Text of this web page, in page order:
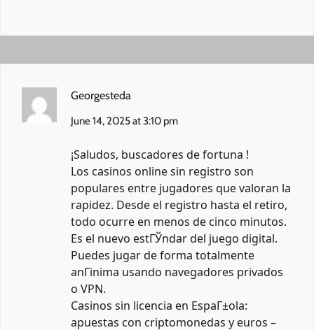
Georgesteda
June 14, 2025 at 3:10 pm
¡Saludos, buscadores de fortuna !
Los casinos online sin registro son
populares entre jugadores que valoran la
rapidez. Desde el registro hasta el retiro,
todo ocurre en menos de cinco minutos.
Es el nuevo estГЎndar del juego digital.
Puedes jugar de forma totalmente
anГіnima usando navegadores privados
o VPN.
Casinos sin licencia en EspaГ±ola:
apuestas con criptomonedas y euros –